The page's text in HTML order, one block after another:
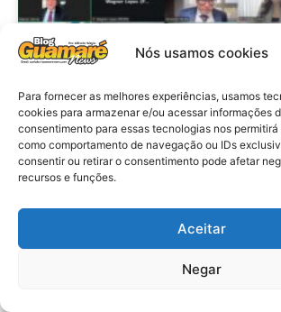
Nós usamos cookies
Para fornecer as melhores experiências, usamos
cookies para armazenar e/ou acessar informações
consentimento para essas tecnologias nos
como comportamento de navegação ou IDs
consentir ou retirar o consentimento pode afetar
recursos e funções.
Aceitar
Negar
Eleições 2026:
promotores eleitorais
reunião de alinhamento no